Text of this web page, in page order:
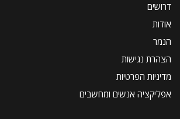
דרושים
אודות
הנמר
הצהרת נגישות
מדיניות הפרטיות
אפליקציה אנשים ומחשבים